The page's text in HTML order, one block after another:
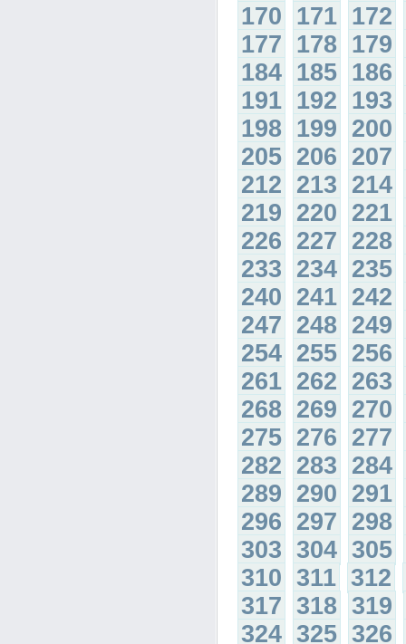
170 171 172
177 178 179
184 185 186
191 192 193
198 199 200
205 206 207
212 213 214
219 220 221
226 227 228
233 234 235
240 241 242
247 248 249
254 255 256
261 262 263
268 269 270
275 276 277
282 283 284
289 290 291
296 297 298
303 304 305
310 311 312
317 318 319
324 325 326